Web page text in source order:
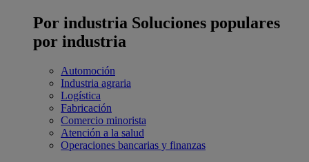
Por industria Soluciones populares
por industria
Automoción
Industria agraria
Logística
Fabricación
Comercio minorista
Atención a la salud
Operaciones bancarias y finanzas